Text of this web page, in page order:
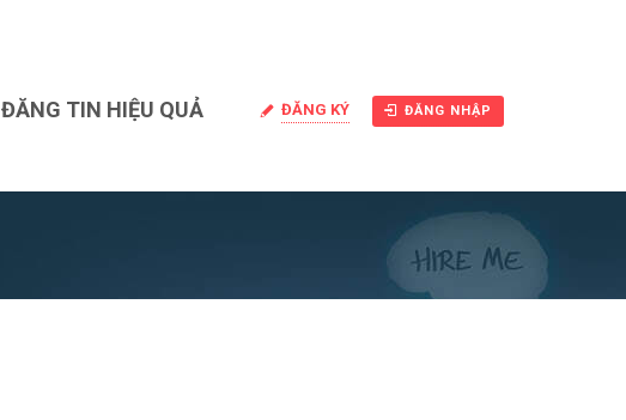
ĐĂNG TIN HIỆU QUẢ ĐĂNG KÝ ĐĂNG NHẬP